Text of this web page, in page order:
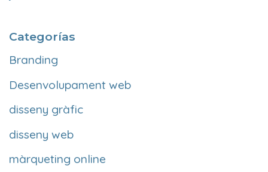
Categorías
Branding
Desenvolupament web
disseny gràfic
disseny web
màrqueting online